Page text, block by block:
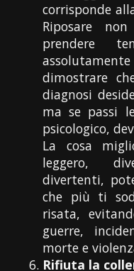
corrisponde
Riposare
prendere
dimostrare
diagnosi
ma se passi
psicologico,
La cosa
leggero,
divertenti,
che più ti
risata,
guerre,
morte e
Rifiuta la